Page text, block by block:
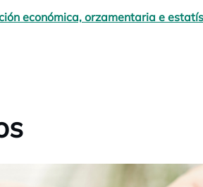
económica, orzamentaria e